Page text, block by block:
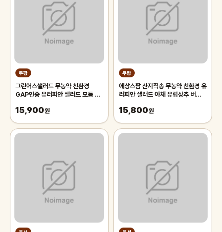
쿠팡
그린어스샐러드 무농약 친환경
GAP인증 유러피안 샐러드 모듬 4
15,900원
쿠팡
에상스팜 산지직송 무농약 친환경 유
러피안 샐러드 야채 유럽상추 버터헤
프 오크리프 모듬쌈 쌈채소
15,800원